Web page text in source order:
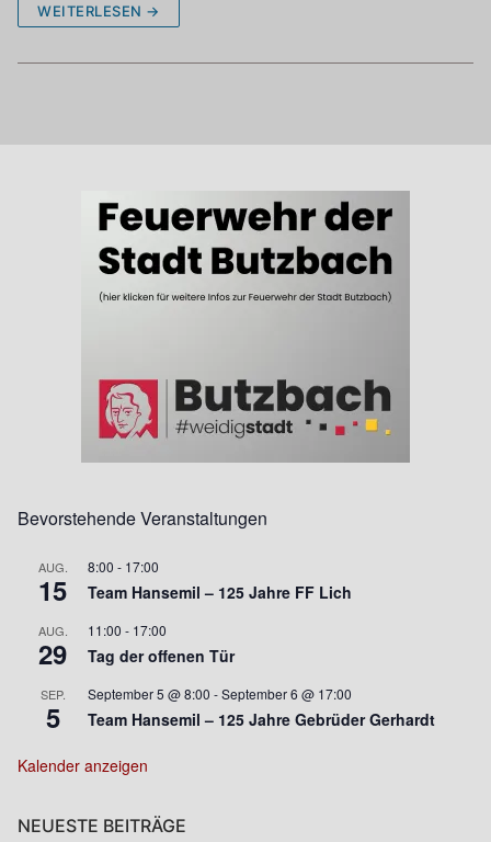
WEITERLESEN →
Bevorstehende Veranstaltungen
AUG.
15
8:00 - 17:00
Team Hansemil – 125 Jahre FF Lich
AUG.
29
11:00 - 17:00
Tag der offenen Tür
SEP.
5
September 5 @ 8:00 -September 6 @ 17:00
Team Hansemil – 125 Jahre Gebrüder Gerhardt
Kalender anzeigen
NEUESTE BEITRÄGE